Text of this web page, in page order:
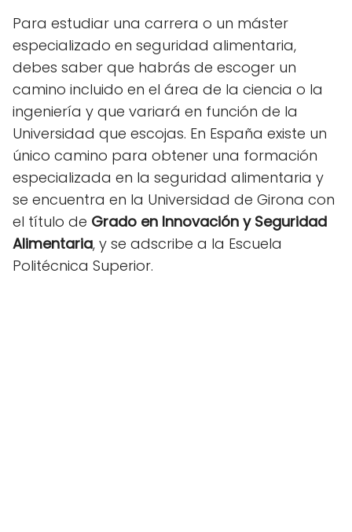
Para estudiar una carrera o un máster
especializado en seguridad alimentaria,
debes saber que habrás de escoger un
camino incluido en el área de la ciencia o la
ingeniería y que variará en función de la
Universidad que escojas. En España existe un
único camino para obtener una formación
especializada en la seguridad alimentaria y
se encuentra en la Universidad de Girona con
el título de Grado en Innovación y Seguridad
Alimentaria, y se adscribe a la Escuela
Politécnica Superior.